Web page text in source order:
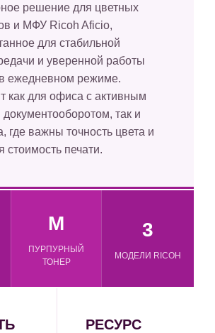
решение для цветных
и МФУ Ricoh Aficio,
для стабильной
и уверенной работы
ежедневном режиме.
как для офиса с активным
так и
где важны точность цвета и
стоимость печати.
M
ПУРПУРНЫЙ
ТОНЕР
3
МОДЕЛИ RICOH
РЕСУРС